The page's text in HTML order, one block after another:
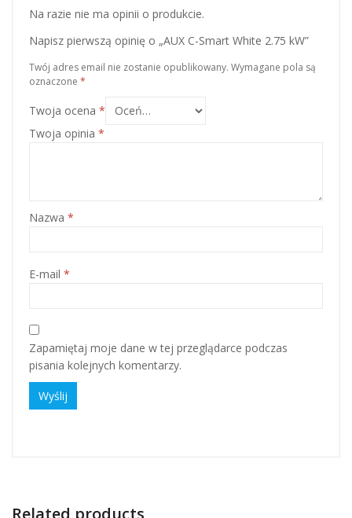
Na razie nie ma opinii o produkcie.
Napisz pierwszą opinię o „AUX C-Smart White 2.75 kW”
Twój adres email nie zostanie opublikowany. Wymagane pola są
oznaczone *
Twoja ocena *
Twoja opinia *
Nazwa *
E-mail *
Zapamiętaj moje dane w tej przeglądarce podczas
pisania kolejnych komentarzy.
Related products